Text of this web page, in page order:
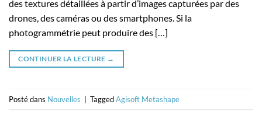
des textures détaillées à partir d’images capturées par des
drones, des caméras ou des smartphones. Si la
photogrammétrie peut produire des […]
CONTINUER LA LECTURE →
Posté dans Nouvelles TaggedAgisoft Metashape